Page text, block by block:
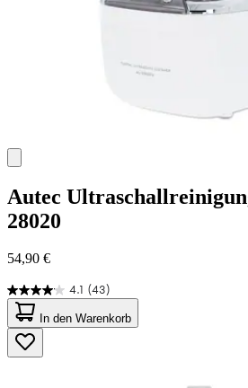
Autec
28020
54,90 €
4.1 (43)
4.1
von
5
Sternen.
43
In den Warenkorb